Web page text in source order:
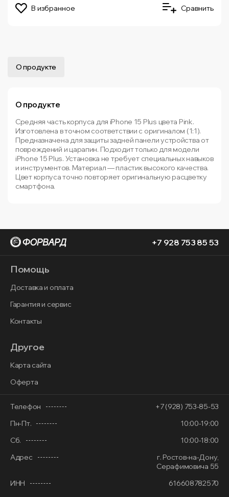
В избранное Сравнить
О продукте
О продукте
Средняя часть корпуса для iPhone 15 Plus цвета Pink.
Изготовлена в точном соответствии с оригиналом (1:1).
Предназначена для защиты задней панели устройства от
повреждений и царапин. Подходит только для модели
iPhone 15 Plus. Установка не требует специальных навыков
и инструментов. Материал — пластик высокого качества.
Цвет корпуса точно повторяет оригинальную расцветку
смартфона.
+7 928 753 85 53
Помощь
Доставка и оплата
Гарантия и сервис
Контакты
Другое
Карта сайта
Оферта
Телефон
+7 (928) 753-85-53
Пн-Пт.
10:00-19:00
Сб.
10:00-18:00
Адрес
г. Ростов-на-Дону,
Серафимовича 55
ИНН
616608782570